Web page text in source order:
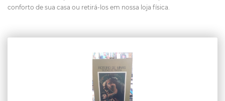
conforto de sua casa ou retirá-los em nossa loja física.